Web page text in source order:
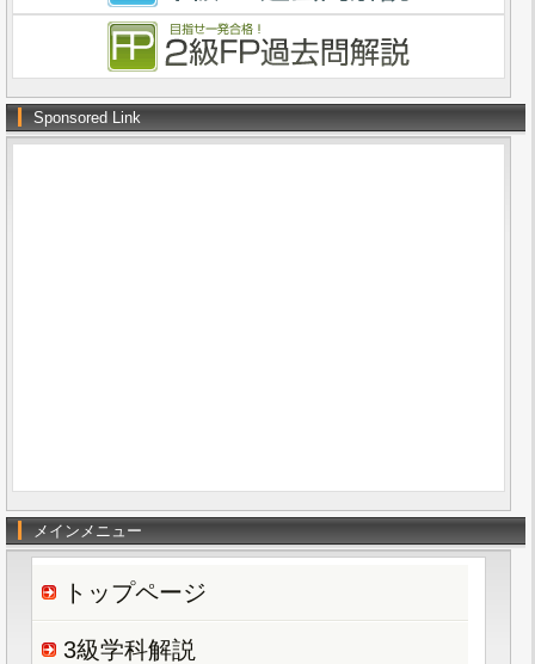
Sponsored Link
メインメニュー
トップページ
3級学科解説